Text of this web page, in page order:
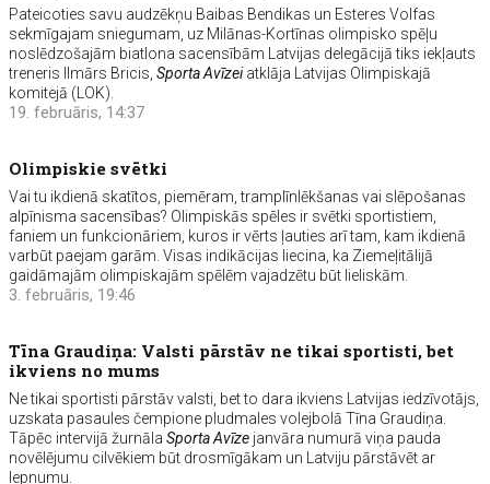
Pateicoties savu audzēkņu Baibas Bendikas un Esteres Volfas
sekmīgajam sniegumam, uz Milānas-Kortīnas olimpisko spēļu
noslēdzošajām biatlona sacensībām Latvijas delegācijā tiks iekļauts
treneris Ilmārs Bricis,Sporta Avīzeiatklāja Latvijas Olimpiskajā
komitejā (LOK).
19. februāris, 14:37
Olimpiskie svētki
Vai tu ikdienā skatītos, piemēram, tramplīnlēkšanas vai slēpošanas
alpīnisma sacensības? Olimpiskās spēles ir svētki sportistiem,
faniem un funkcionāriem, kuros ir vērts ļauties arī tam, kam ikdienā
varbūt paejam garām. Visas indikācijas liecina, ka Ziemeļitālijā
gaidāmajām olimpiskajām spēlēm vajadzētu būt lieliskām.
3. februāris, 19:46
Tīna Graudiņa: Valsti pārstāv ne tikai sportisti, bet
ikviens no mums
Ne tikai sportisti pārstāv valsti, bet to dara ikviens Latvijas iedzīvotājs,
uzskata pasaules čempione pludmales volejbolā Tīna Graudiņa.
Tāpēc intervijā žurnālaSporta Avīze janvāra numurā viņa pauda
novēlējumu cilvēkiem būt drosmīgākam un Latviju pārstāvēt ar
lepnumu.